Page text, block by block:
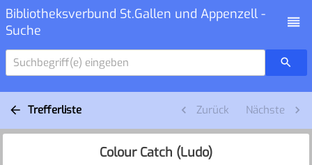
Bibliotheksverbund St.Gallen und Appenzell -
Suche
Suchbegriff(e) eingeben
Trefferliste Zurück Nächste
Colour Catch (Ludo)